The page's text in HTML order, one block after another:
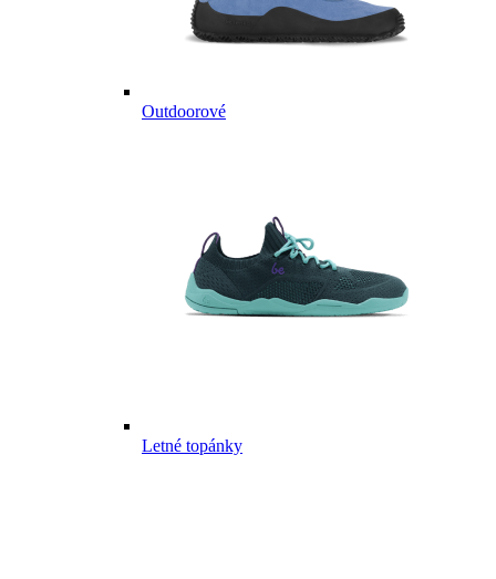
Outdoorové
Letné topánky